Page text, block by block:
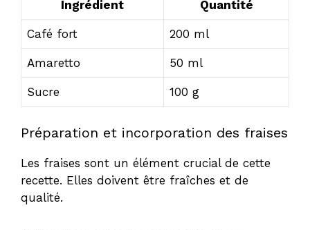
Ingrédient Quantité
Café fort 200 ml
Amaretto 50 ml
Sucre 100 g
Préparation et incorporation des fraises
Les fraises sont un élément crucial de cette
recette. Elles doivent être fraîches et de
qualité.